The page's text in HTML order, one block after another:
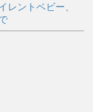
レントベビー、